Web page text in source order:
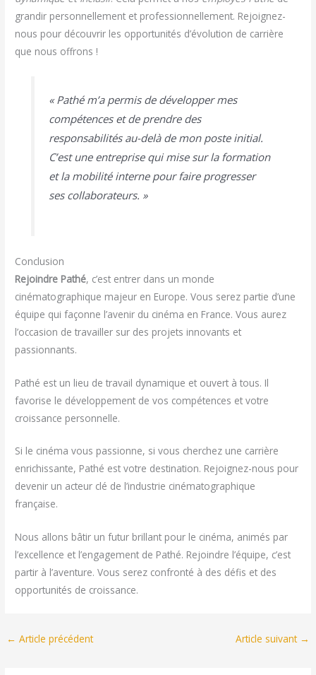
grandir personnellement et professionnellement. Rejoignez-
nous pour découvrir les opportunités d’évolution de carrière
que nous offrons !
« Pathé m’a permis de développer mes
compétences et de prendre des
responsabilités au-delà de mon poste initial.
C’est une entreprise qui mise sur la formation
et la mobilité interne pour faire progresser
ses collaborateurs. »
Conclusion
Rejoindre Pathé, c’est entrer dans un monde
cinématographique majeur en Europe. Vous serez partie d’une
équipe qui façonne l’avenir du cinéma en France. Vous aurez
l’occasion de travailler sur des projets innovants et
passionnants.
Pathé est un lieu de travail dynamique et ouvert à tous. Il
favorise le développement de vos compétences et votre
croissance personnelle.
Si le cinéma vous passionne, si vous cherchez une carrière
enrichissante, Pathé est votre destination. Rejoignez-nous pour
devenir un acteur clé de l’industrie cinématographique
française.
Nous allons bâtir un futur brillant pour le cinéma, animés par
l’excellence et l’engagement de Pathé. Rejoindre l’équipe, c’est
partir à l’aventure. Vous serez confronté à des défis et des
opportunités de croissance.
← Article précédent Article suivant →